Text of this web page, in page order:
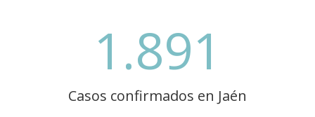
1.891
Casos confirmados en Jaén